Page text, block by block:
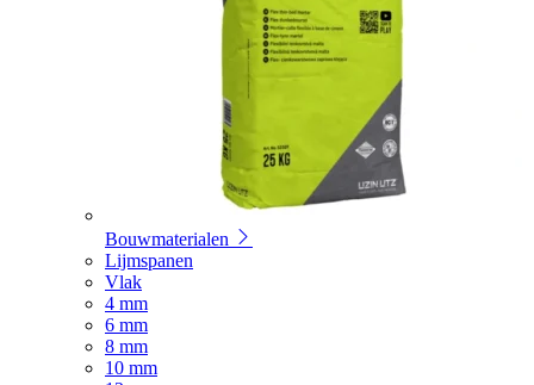
Bouwmaterialen
Lijmspanen
Vlak
4 mm
6 mm
8 mm
10 mm